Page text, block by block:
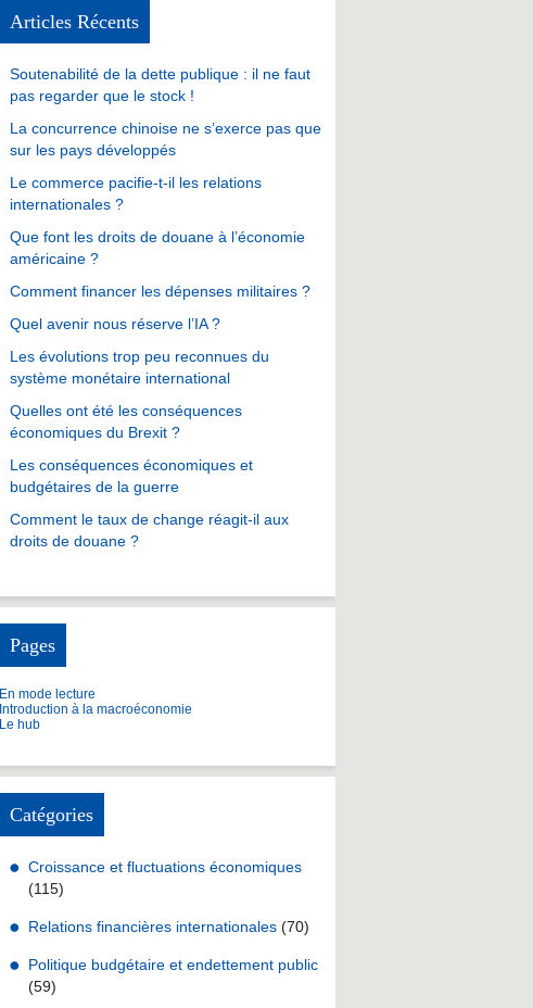
Articles Récents
Soutenabilité de la dette publique : il ne faut
pas regarder que le stock !
La concurrence chinoise ne s’exerce pas que
sur les pays développés
Le commerce pacifie-t-il les relations
internationales ?
Que font les droits de douane à l’économie
américaine ?
Comment financer les dépenses militaires ?
Quel avenir nous réserve l’IA ?
Les évolutions trop peu reconnues du
système monétaire international
Quelles ont été les conséquences
économiques du Brexit ?
Les conséquences économiques et
budgétaires de la guerre
Comment le taux de change réagit-il aux
droits de douane ?
Pages
En mode lecture
Introduction à la macroéconomie
Le hub
Catégories
Croissance et fluctuations économiques
(115)
Relations financières internationales (70)
Politique budgétaire et endettement public
(59)